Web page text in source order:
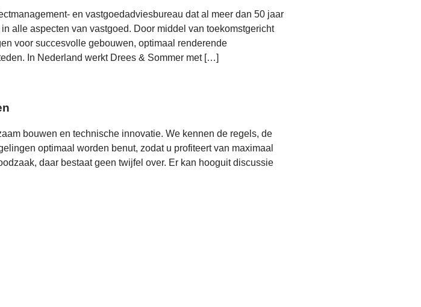
en vastgoedadviesbureau dat al meer dan 50 jaar
alle aspecten van vastgoed. Door middel van toekomstgericht
voor succesvolle gebouwen, optimaal renderende
In Nederland werkt Drees & Sommer met […]
bouwen en technische innovatie. We kennen de regels, de
optimaal worden benut, zodat u profiteert van maximaal
daar bestaat geen twijfel over. Er kan hooguit discussie